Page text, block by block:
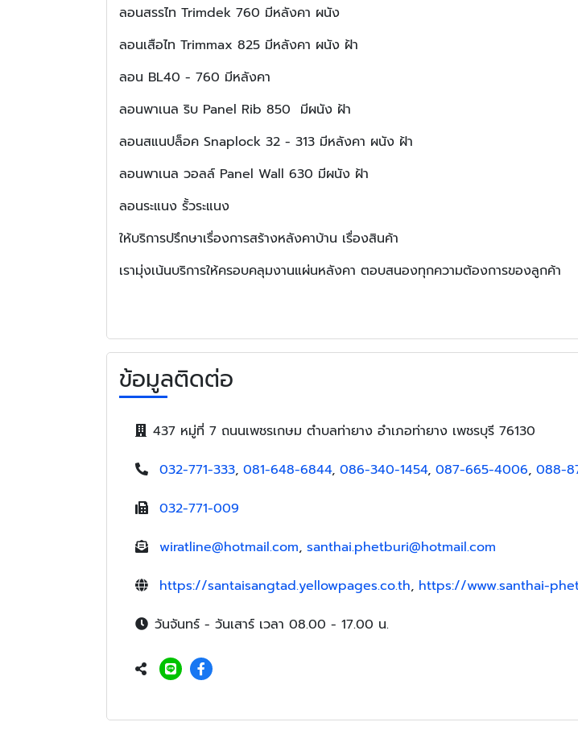
ลอนสรรไท Trimdek 760 มีหลังคา ผนัง
ลอนเสือไท Trimmax 825 มีหลังคา ผนัง ฝ้า
ลอน BL40 - 760 มีหลังคา
ลอนพาเนล ริบ Panel Rib 850 มีผนัง ฝ้า
ลอนสแนปล็อค Snaplock 32 - 313 มีหลังคา ผนัง ฝ้า
ลอนพาเนล วอลล์ Panel Wall 630 มีผนัง ฝ้า
ลอนระแนง รั้วระแนง
ให้บริการปรึกษาเรื่องการสร้างหลังคาบ้าน เรื่องสินค้า
​เรามุ่งเน้นบริการให้ครอบคลุมงานแผ่นหลังคา ตอบสนองทุกความต้องการของลูกค้า
ข้อมูลติดต่อ
437 หมู่ที่ 7 ถนนเพชรเกษม ตำบลท่ายาง อำเภอท่ายาง เพชรบุรี 76130
032-771-333, 081-648-6844, 086-340-1454, 087-665-4006, 088-
032-771-009
wiratline@hotmail.com, santhai.phetburi@hotmail.com
https://santaisangtad.yellowpages.co.th, https://www.santhai-
วันจันทร์ - วันเสาร์ เวลา 08.00 - 17.00 น.